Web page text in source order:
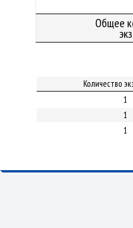
Общее
Количество
1
1
1